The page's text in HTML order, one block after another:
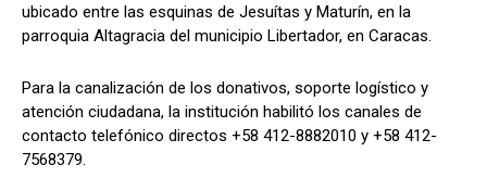
ubicado entre las esquinas de Jesuítas y Maturín, en la
parroquia Altagracia del municipio Libertador, en Caracas.
Para la canalización de los donativos, soporte logístico y
atención ciudadana, la institución habilitó los canales de
contacto telefónico directos +58 412-8882010 y +58 412-
7568379.